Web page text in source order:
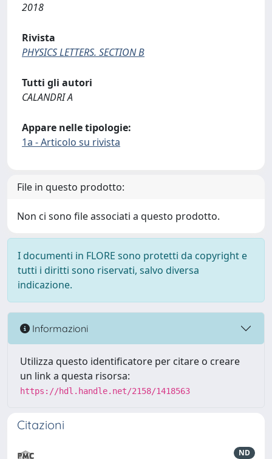
2018
Rivista
PHYSICS LETTERS. SECTION B
Tutti gli autori
CALANDRI A
Appare nelle tipologie:
1a - Articolo su rivista
File in questo prodotto:
Non ci sono file associati a questo prodotto.
I documenti in FLORE sono protetti da copyright e
tutti i diritti sono riservati, salvo diversa
indicazione.
Informazioni
Utilizza questo identificatore per citare o creare
un link a questa risorsa:
https://hdl.handle.net/2158/1418563
Citazioni
ND